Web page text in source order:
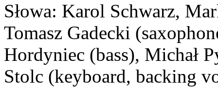
Słowa: Karol Schwarz,
Tomasz Gadecki
Hordyniec (bass), Michał
Stolc (keyboard, backing